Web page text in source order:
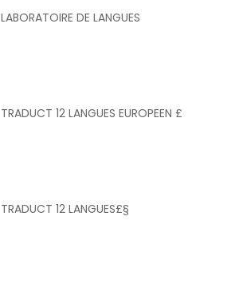
LABORATOIRE DE LANGUES
TRADUCT 12 LANGUES EUROPEEN £
TRADUCT 12 LANGUES£§